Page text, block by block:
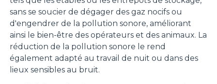
sans se soucier de dégager des gaz nocifs ou
d'engendrer de la pollution sonore, améliorant
ainsi le bien-être des opérateurs et des animaux. La
réduction de la pollution sonore le rend
également adapté au travail de nuit ou dans des
lieux sensibles au bruit.